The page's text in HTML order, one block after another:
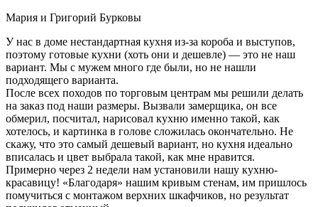
Мария и Григорий Бурковы
У нас в доме нестандартная кухня из-за короба и выступов,
поэтому готовые кухни (хоть они и дешевле) — это не наш
вариант. Мы с мужем много где были, но не нашли
подходящего варианта.
После всех походов по торговым центрам мы решили делать
на заказ под наши размеры. Вызвали замерщика, он все
обмерил, посчитал, нарисовал кухню именно такой, как
хотелось, и картинка в голове сложилась окончательно. Не
скажу, что это самый дешевый вариант, но кухня идеально
вписалась и цвет выбрала такой, как мне нравится.
Примерно через 2 недели нам установили нашу кухню-
красавицу! «Благодаря» нашим кривым стенам, им пришлось
помучиться с монтажом верхних шкафчиков, но результат